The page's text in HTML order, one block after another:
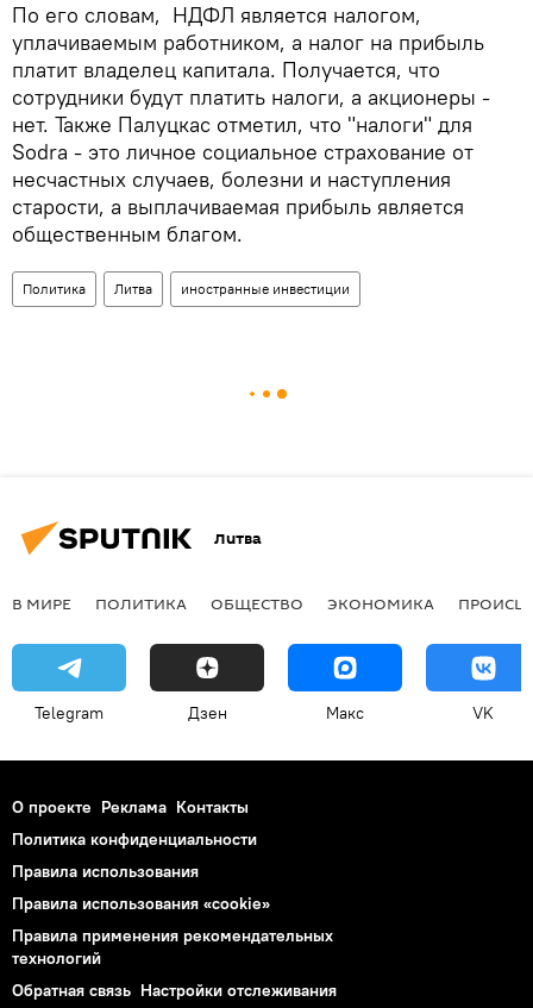
По его словам, НДФЛ является налогом,
уплачиваемым работником, а налог на прибыль
платит владелец капитала. Получается, что
сотрудники будут платить налоги, а акционеры -
нет. Также Палуцкас отметил, что "налоги" для
Sodra - это личное социальное страхование от
несчастных случаев, болезни и наступления
старости, а выплачиваемая прибыль является
общественным благом.
Политика Литва иностранные инвестиции
Литва
В МИРЕ ПОЛИТИКА ОБЩЕСТВО ЭКОНОМИКА
Telegram Дзен Макс VK
О проекте Реклама Контакты
Политика конфиденциальности
Правила использования
Правила использования «cookie»
Правила применения рекомендательных
технологий
Обратная связь Настройки отслеживания